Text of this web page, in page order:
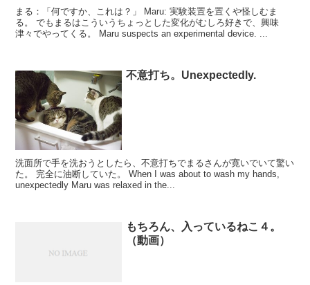
まる：「何ですか、これは？」 Maru: 実験装置を置くや怪しむま
る。 でもまるはこういうちょっとした変化がむしろ好きで、興味
津々でやってくる。 Maru suspects an experimental device. ...
不意打ち。Unexpectedly.
洗面所で手を洗おうとしたら、不意打ちでまるさんが寛いでいて驚い
た。 完全に油断していた。 When I was about to wash my hands,
unexpectedly Maru was relaxed in the...
もちろん、入っているねこ４。
（動画）